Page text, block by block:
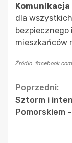
dla
mieszkańców
Źródło:
Poprzedni:
Sztorm i
Pomorskiem